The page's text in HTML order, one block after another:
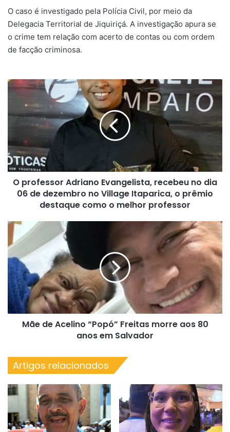
O caso é investigado pela Polícia Civil, por meio da
Delegacia Territorial de Jiquiriçá. A investigação apura se
o crime tem relação com acerto de contas ou com ordem
de facção criminosa.
O
Adriano
Evangelista,
recebeu
dia
06
de
dezembro
o
prêmio
destaque
como
o
melhor
professor
O professor Adriano Evangelista, recebeu no dia
06 de dezembro no Village Itaparica, o prêmio
destaque como o melhor professor
Mãe
de
Acelino
“Popó”
Freitas
morre
aos
80
anos
Mãe de Acelino “Popó” Freitas morre aos 80
anos em Salvador
Artigos relacionados